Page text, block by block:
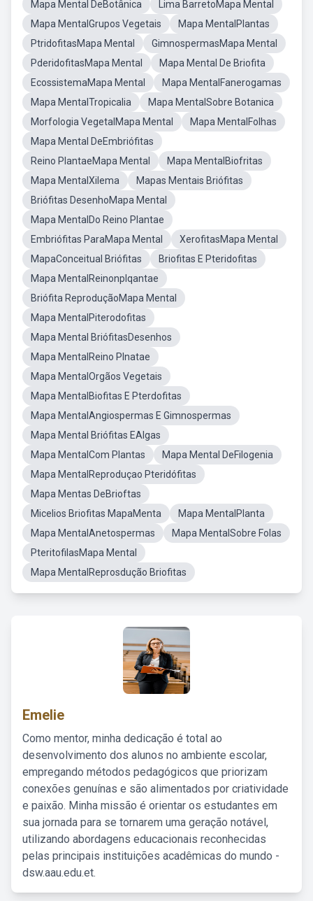
Mapa Mental DeBotânica
Lima BarretoMapa Mental
Mapa MentalGrupos Vegetais
Mapa MentalPlantas
PtridofitasMapa Mental
GimnospermasMapa Mental
PderidofitasMapa Mental
Mapa Mental De Briofita
EcossistemaMapa Mental
Mapa MentalFanerogamas
Mapa MentalTropicalia
Mapa MentalSobre Botanica
Morfologia VegetalMapa Mental
Mapa MentalFolhas
Mapa Mental DeEmbriófitas
Reino PlantaeMapa Mental
Mapa MentalBiofritas
Mapa MentalXilema
Mapas Mentais Briófitas
Briófitas DesenhoMapa Mental
Mapa MentalDo Reino Plantae
Embriófitas ParaMapa Mental
XerofitasMapa Mental
MapaConceitual Briófitas
Briofitas E Pteridofitas
Mapa MentalReinonplqantae
Briófita ReproduçãoMapa Mental
Mapa MentalPiterodofitas
Mapa Mental BriófitasDesenhos
Mapa MentalReino Plnatae
Mapa MentalOrgãos Vegetais
Mapa MentalBiofitas E Pterdofitas
Mapa MentalAngiospermas E Gimnospermas
Mapa Mental Briófitas EAlgas
Mapa MentalCom Plantas
Mapa Mental DeFilogenia
Mapa MentalReproduçao Pteridófitas
Mapa Mentas DeBrioftas
Micelios Briofitas MapaMenta
Mapa MentalPlanta
Mapa MentalAnetospermas
Mapa MentalSobre Folas
PteritofilasMapa Mental
Mapa MentalReprosdução Briofitas
Emelie
Como mentor, minha dedicação é total ao
desenvolvimento dos alunos no ambiente escolar,
empregando métodos pedagógicos que priorizam
conexões genuínas e são alimentados por criatividade
e paixão. Minha missão é orientar os estudantes em
sua jornada para se tornarem uma geração notável,
utilizando abordagens educacionais reconhecidas
pelas principais instituições acadêmicas do mundo -
dsw.aau.edu.et.